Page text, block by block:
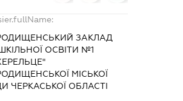
ЗАКЛАД
ОСВІТИ №1
МІСЬКОЇ
ЧЕРКАСЬКОЇ ОБЛАСТІ